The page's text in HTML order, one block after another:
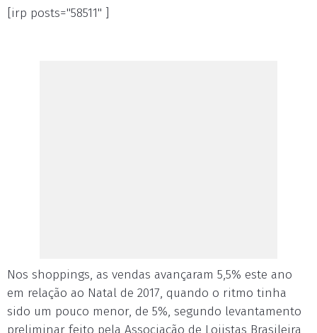
[irp posts="58511" ]
Nos shoppings, as vendas avançaram 5,5% este ano
em relação ao Natal de 2017, quando o ritmo tinha
sido um pouco menor, de 5%, segundo levantamento
preliminar feito pela Associação de Lojistas Brasileira